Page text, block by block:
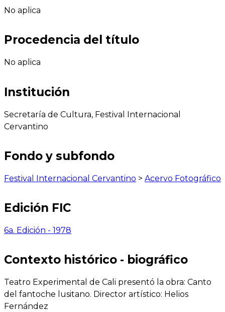
No aplica
Procedencia del título
No aplica
Institución
Secretaría de Cultura, Festival Internacional
Cervantino
Fondo y subfondo
Festival Internacional Cervantino > Acervo Fotográfico
Edición FIC
6a. Edición - 1978
Contexto histórico - biográfico
Teatro Experimental de Cali presentó la obra: Canto
del fantoche lusitano. Director artístico: Helios
Fernández